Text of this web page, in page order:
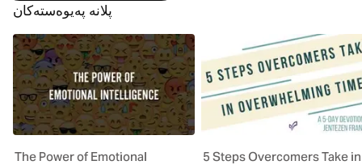
پلانە پەیوەستەکان
The Power of Emotional
5 Steps Overcomers Take in